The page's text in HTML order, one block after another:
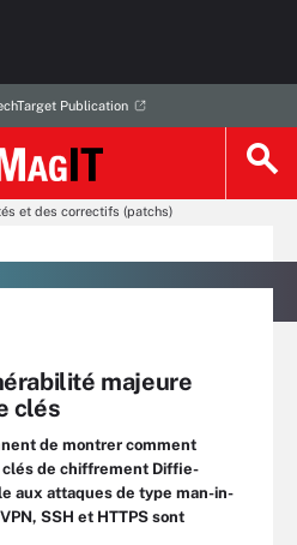
Publication
et des correctifs (patchs)
majeure
clés
de montrer comment
clés de chiffrement Diffie-
aux attaques de type man-in-
SSH et HTTPS sont